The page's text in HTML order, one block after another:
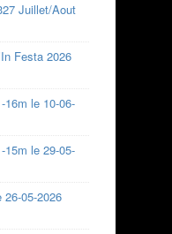
Juillet/Aout
Festa 2026
16m le 10-06-
15m le 29-05-
26-05-2026